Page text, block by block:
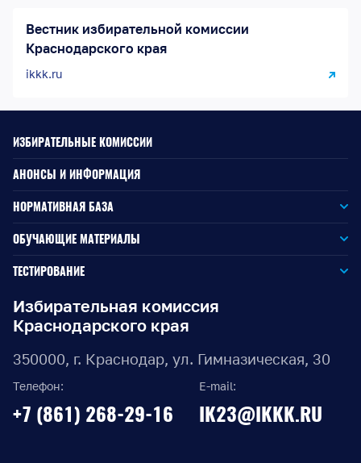
Вестник избирательной комиссии
Краснодарского края
ikkk.ru
Избирательная комиссия
Краснодарского края
350000, г. Краснодар, ул. Гимназическая, 30
Телефон:
+7 (861) 268-29-16
E-mail:
IK23@IKKK.RU
ИЗБИРАТЕЛЬНЫЕ КОМИССИИ
АНОНСЫ И ИНФОРМАЦИЯ
НОРМАТИВНАЯ БАЗА
Законодательство РФ
Законодательство КК
Документы ЦИК России
Документы ИККК
Выборы Губернатора Краснодарского края
Краснодарского края
ОБУЧАЮЩИЕ МАТЕРИАЛЫ
Для окружной избирательной комиссии
Для территориальной избирательной комиссии
Для участковой избирательной комиссии
ТЕСТИРОВАНИЕ
Для членов участковых избирательных комиссий